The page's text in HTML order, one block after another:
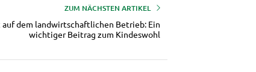
ZUM NÄCHSTEN ARTIKEL
auf dem landwirtschaftlichen Betrieb: Ein
wichtiger Beitrag zum Kindeswohl